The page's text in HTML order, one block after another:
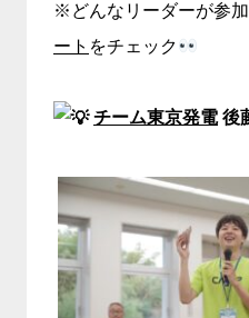
※どんなリーダーが参
ート をチェック
チーム東京発電後